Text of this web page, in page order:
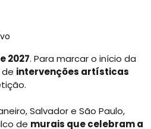
2027. Para marcar o início da
intervenções artísticas
Salvador e São Paulo,
de murais que celebram a